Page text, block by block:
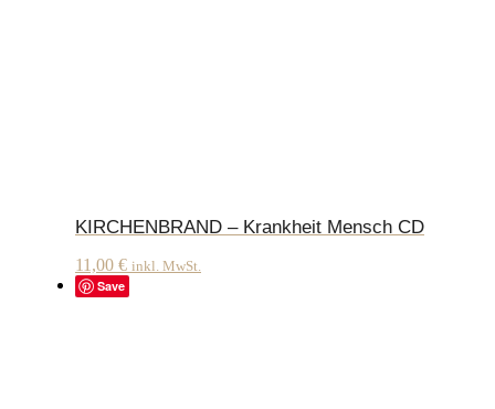
KIRCHENBRAND – Krankheit Mensch CD
11,00 € inkl. MwSt.
Save